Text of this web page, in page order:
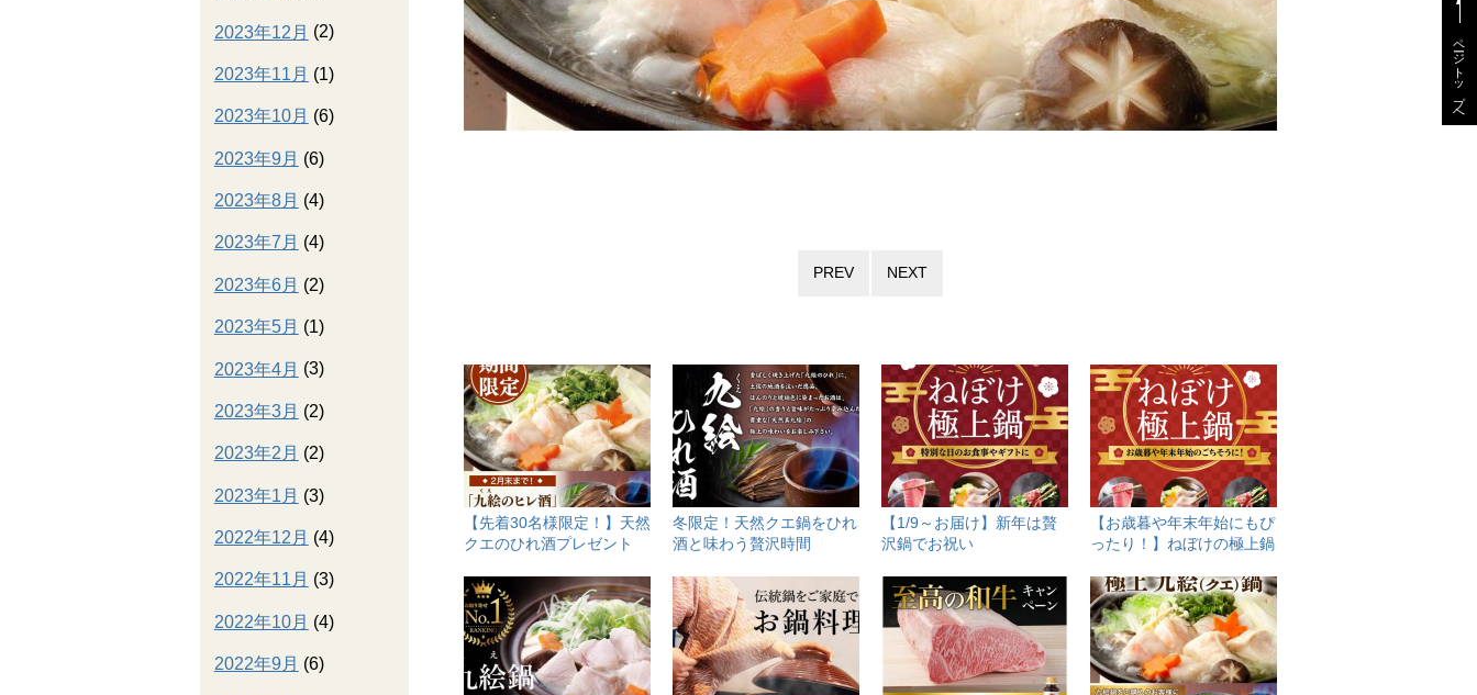
PREV NEXT
【先着30名様限定！】天然
クエのひれ酒プレゼント
冬限定！天然クエ鍋をひれ
酒と味わう贅沢時間
【1/9～お届け】新年は贅
沢鍋でお祝い
【お歳暮や年末年始にもぴ
ったり！】ねぼけの極上鍋
2023年12月 (2)
2023年11月 (1)
2023年10月 (6)
2023年9月 (6)
2023年8月 (4)
2023年7月 (4)
2023年6月 (2)
2023年5月 (1)
2023年4月 (3)
2023年3月 (2)
2023年2月 (2)
2023年1月 (3)
2022年12月 (4)
2022年11月 (3)
2022年10月 (4)
2022年9月 (6)
ページトップへ